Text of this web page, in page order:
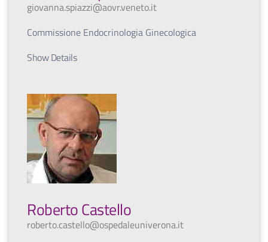
giovanna.spiazzi@aovr.veneto.it
Commissione Endocrinologia Ginecologica
Show Details
Roberto Castello
roberto.castello@ospedaleuniverona.it